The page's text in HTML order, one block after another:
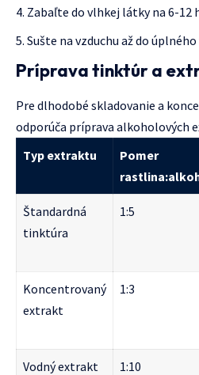
Zabaľte do vlhkej látky na 6-12
Sušte na vzduchu až do úplného
Príprava tinktúr a
Pre dlhodobé skladovanie a
odporúča príprava alkoholových
Typ extraktu
Pomer
Štandardná
tinktúra
1:5
Koncentrovaný
extrakt
1:3
Vodný extrakt 1:10